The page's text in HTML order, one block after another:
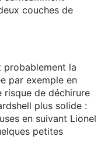
couches de
probablement la
par exemple en
risque de déchirure
plus solide :
en suivant Lionel
petites